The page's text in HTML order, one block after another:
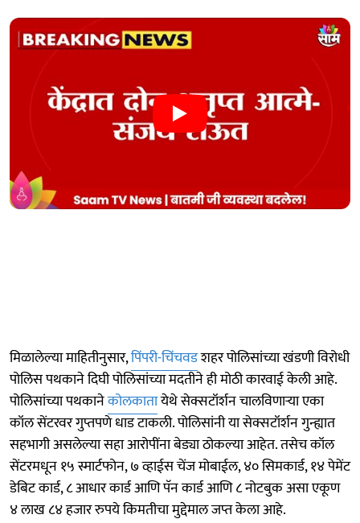
मिळालेल्या माहितीनुसार,पिंपरी-चिंचवडशहर पोलिसांच्या खंडणी विरोधी
पोलिस पथकाने दिघी पोलिसांच्या मदतीने ही मोठी कारवाई केली आहे.
पोलिसांच्या पथकानेकोलकातायेथे सेक्सटॉर्शन चालविणाऱ्या एका
कॉल सेंटरवर गुप्तपणे धाड टाकली. पोलिसांनी या सेक्सटॉर्शन गुन्ह्यात
सहभागी असलेल्या सहा आरोपींना बेड्या ठोकल्या आहेत. तसेच कॉल
सेंटरमधून १५ स्मार्टफोन, ७ व्हाईस चेंज मोबाईल, ४० सिमकार्ड, १४ पेमेंट
डेबिट कार्ड, ८ आधार कार्ड आणि पॅन कार्ड आणि ८ नोटबुक असा एकूण
४ लाख ८४ हजार रुपये किमतीचा मुद्देमाल जप्त केला आहे.